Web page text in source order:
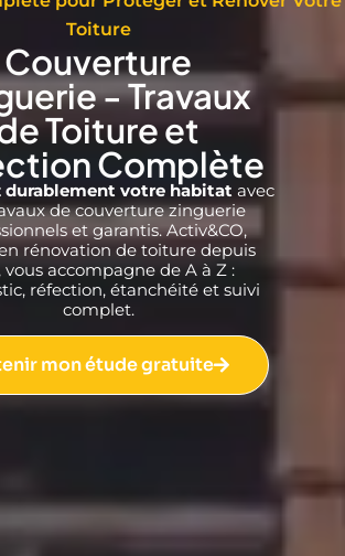
Toiture
Couverture
- Travaux
Toiture et
Complète
durablement votre habitat avec
de couverture zinguerie
et garantis. Activ&CO,
rénovation de toiture depuis
vous accompagne de A à Z :
réfection, étanchéité et suivi
complet.
mon étude gratuite